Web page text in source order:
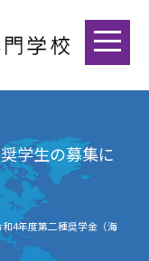
学生の募集に
和4年度第二種奨学金（海